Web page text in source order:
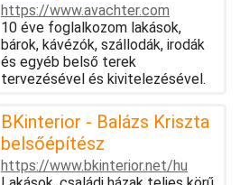
https://www.avachter.com
10 éve foglalkozom lakások,
bárok, kávézók, szállodák, irodák
és egyéb belső terek
tervezésével és kivitelezésével.
BKinterior - Balázs Kriszta
belsőépítész
https://www.bkinterior.net/hu